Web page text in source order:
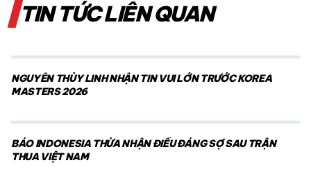
TIN TỨC LIÊN QUAN
NGUYỄN THÙY LINH NHẬN TIN VUI LỚN TRƯỚC KOREA
MASTERS 2026
BÁO INDONESIA THỪA NHẬN ĐIỀU ĐÁNG SỢ SAU TRẬN
THUA VIỆT NAM